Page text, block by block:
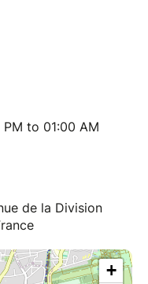
to 01:00 AM
de la Division
+